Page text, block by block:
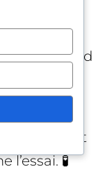
qui est
de bord
de
de test
🧪